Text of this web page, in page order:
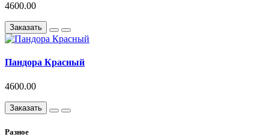
4600.00
Заказать
Пандора Красный
4600.00
Заказать
Разное